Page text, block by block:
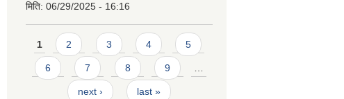
मिति: 06/29/2025 - 16:16
Pages
1 2 3 4 5
6 7 8 9
next › last »